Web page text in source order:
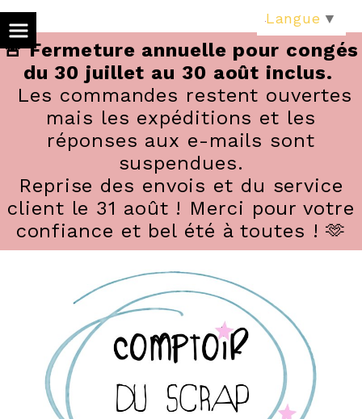
🚨 Fermeture annuelle pour congés
du 30 juillet au 30 août inclus.
Les commandes restent ouvertes
mais les expéditions et les
réponses aux e-mails sont
suspendues.
Reprise des envois et du service
client le 31 août ! Merci pour votre
confiance et bel été à toutes ! 🫶
Langue ▼